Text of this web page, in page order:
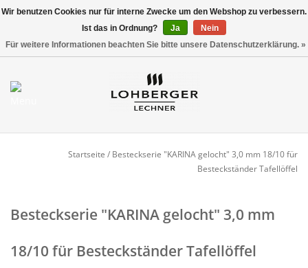
Mein Konto / Kundenkonto
Startseite / Besteckserie "KARINA gelocht" 3,0 mm 18/10 für
Besteckständer Tafellöffel
Besteckserie "KARINA gelocht" 3,0 mm
18/10 für Besteckständer Tafellöffel
Wir benutzen Cookies nur für interne Zwecke um den Webshop zu verbessern.
Ist das in Ordnung?
Ja
Nein
Für weitere Informationen beachten Sie bitte unsere Datenschutzerklärung. »